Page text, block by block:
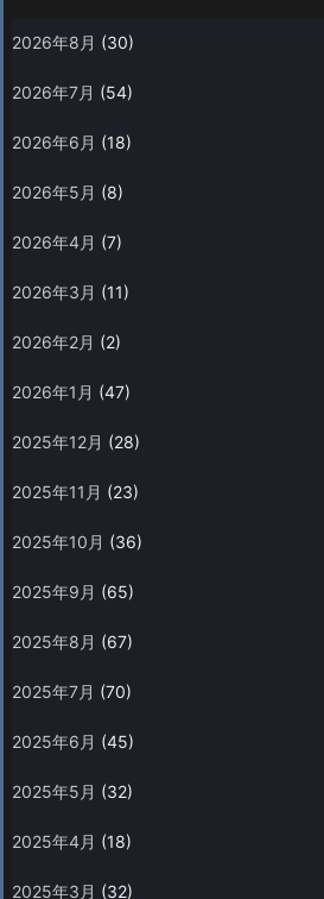
2026年8月 (30)
2026年7月 (54)
2026年6月 (18)
2026年5月 (8)
2026年4月 (7)
2026年3月 (11)
2026年2月 (2)
2026年1月 (47)
2025年12月 (28)
2025年11月 (23)
2025年10月 (36)
2025年9月 (65)
2025年8月 (67)
2025年7月 (70)
2025年6月 (45)
2025年5月 (32)
2025年4月 (18)
2025年3月 (32)